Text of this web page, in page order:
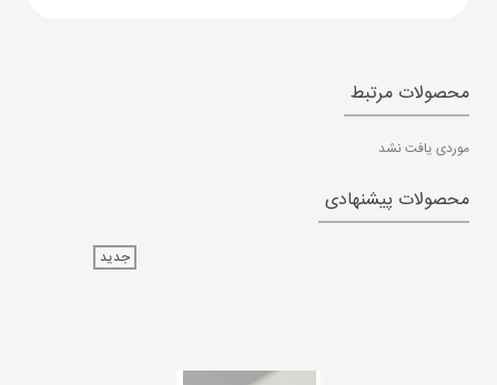
محصولات مرتبط
موردی یافت نشد
محصولات پیشنهادی
جدید